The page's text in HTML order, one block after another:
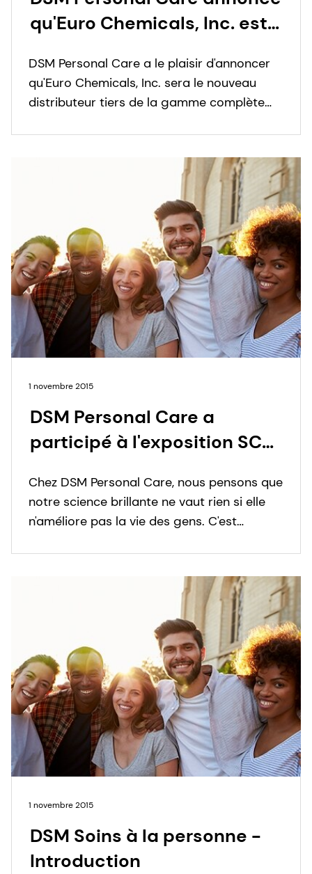
qu'Euro Chemicals, Inc. est
pour les Philippines
DSM Personal Care a le plaisir d'annoncer
qu'Euro Chemicals, Inc. sera le nouveau
distributeur tiers de la gamme complète
1 novembre 2015
DSM Personal Care a
participé à l'exposition SCS
les 11 et 12 novembre à
Coventry, au Royaume-Uni.
Chez DSM Personal Care, nous pensons que
notre science brillante ne vaut rien si elle
n'améliore pas la vie des gens. C'est
propositions de valeur optimales pour nos
clients et de véritables avantages pour les
personnes qu'ils servent.
1 novembre 2015
DSM Soins à la personne -
Introduction